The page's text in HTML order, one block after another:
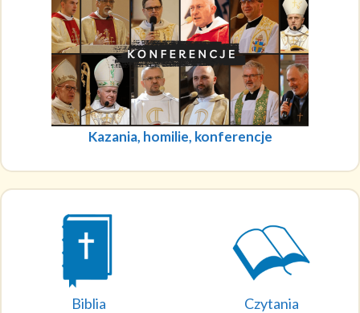
Kazania, homilie, konferencje
Biblia Czytania